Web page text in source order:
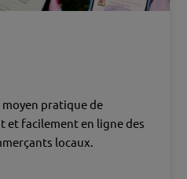
pratique de
et facilement en ligne des
locaux.